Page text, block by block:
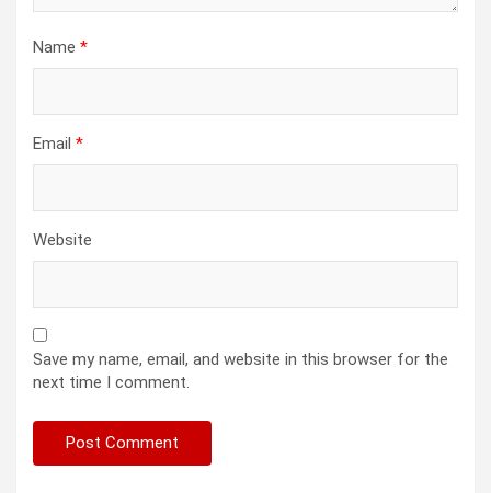
Name *
Email *
Website
Save my name, email, and website in this browser for the
next time I comment.